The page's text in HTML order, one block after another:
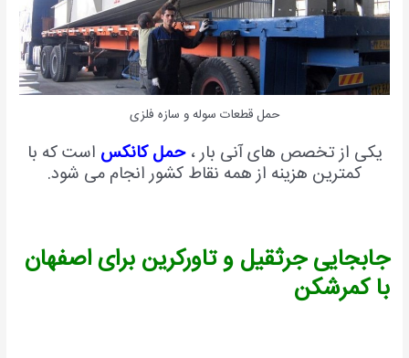
حمل قطعات سوله و سازه فلزی
یکی از تخصص های آنی بار ،حمل کانکس است که با
کمترین هزینه از همه نقاط کشور انجام می شود.
جابجایی جرثقیل و تاورکرین برای اصفهان
با کمرشکن